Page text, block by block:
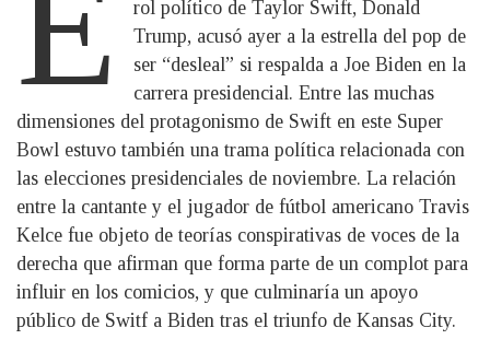
rol político de Taylor Swift, Donald
Trump, acusó ayer a la estrella del pop de
ser “desleal” si respalda a Joe Biden en la
carrera presidencial. Entre las muchas
dimensiones del protagonismo de Swift en este Super
Bowl estuvo también una trama política relacionada con
las elecciones presidenciales de noviembre. La relación
entre la cantante y el jugador de fútbol americano Travis
Kelce fue objeto de teorías conspirativas de voces de la
derecha que afirman que forma parte de un complot para
influir en los comicios, y que culminaría un apoyo
público de Switf a Biden tras el triunfo de Kansas City.